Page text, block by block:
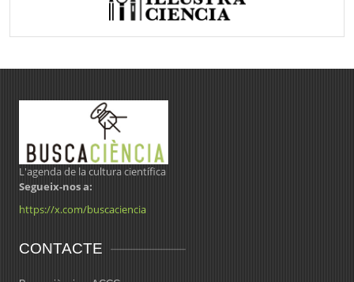
L'agenda de la cultura científica
Segueix-nos a:
https://x.com/buscaciencia
CONTACTE